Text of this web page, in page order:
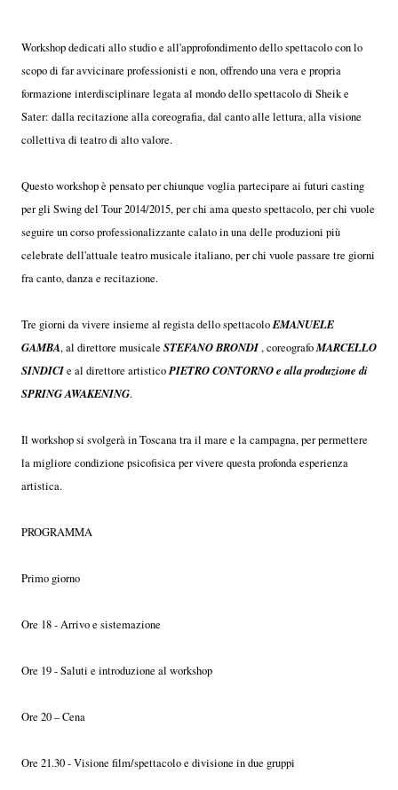
Workshop dedicati allo studio e all'approfondimento dello spettacolo con lo
scopo di far avvicinare professionisti e non, offrendo una vera e propria
formazione interdisciplinare legata al mondo dello spettacolo di Sheik e
Sater: dalla recitazione alla coreografia, dal canto alle lettura, alla visione
collettiva di teatro di alto valore.
Questo workshop è pensato per chiunque voglia partecipare ai futuri casting
per gli Swing del Tour 2014/2015, per chi ama questo spettacolo, per chi vuole
seguire un corso professionalizzante calato in una delle produzioni più
celebrate dell'attuale teatro musicale italiano, per chi vuole passare tre giorni
fra canto, danza e recitazione.
Tre giorni da vivere insieme al regista dello spettacoloEMANUELE
GAMBA, al direttore musicale STEFANO BRONDI, coreografoMARCELLO
SINDICIe al direttore artisticoPIETRO CONTORNO e alla produzione di
SPRING AWAKENING.
Il workshop si svolgerà in Toscana tra il mare e la campagna, per permettere
la migliore condizione psicofisica per vivere questa profonda esperienza
artistica.
PROGRAMMA
Primo giorno
Ore 18 - Arrivo e sistemazione
Ore 19 - Saluti e introduzione al workshop
Ore 20 – Cena
Ore 21.30 - Visione film/spettacolo e divisione in due gruppi